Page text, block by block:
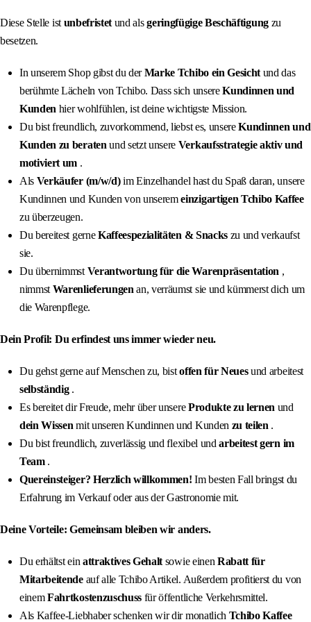
Diese Stelle ist unbefristet und alsgeringfügige Beschäftigung zu
besetzen.
In unserem Shop gibst du derMarke Tchibo ein Gesicht und das
berühmte Lächeln von Tchibo. Dass sich unsereKundinnen und
Kunden hier wohlfühlen, ist deine wichtigste Mission.
Du bist freundlich, zuvorkommend, liebst es, unsereKundinnen und
Kunden zu beratenund setzt unsere Verkaufsstrategie aktiv und
motiviert um .
Als Verkäufer (m/w/d)im Einzelhandel hast du Spaß daran, unsere
Kundinnen und Kunden von unseremeinzigartigen Tchibo Kaffee
zu überzeugen.
Du bereitest gerneKaffeespezialitäten & Snacks zu und verkaufst
sie.
Du übernimmst Verantwortung für die Warenpräsentation ,
nimmst Warenlieferungenan, verräumst sie und kümmerst dich um
die Warenpflege.
Dein Profil: Du erfindest uns immer wieder neu.
Du gehst gerne auf Menschen zu, bistoffen für Neuesund arbeitest
selbständig .
Es bereitet dir Freude, mehr über unsereProdukte zu lernen und
dein Wissenmit unseren Kundinnen und Kunden zu teilen .
Du bist freundlich, zuverlässig und flexibel undarbeitest gern im
Team .
Quereinsteiger? Herzlich willkommen!Im besten Fall bringst du
Erfahrung im Verkauf oder aus der Gastronomie mit.
Deine Vorteile: Gemeinsam bleiben wir anders.
Du erhältst ein attraktives Gehalt sowie einen Rabatt für
Mitarbeitende auf alle Tchibo Artikel. Außerdem profitierst du von
einemFahrtkostenzuschuss für öffentliche Verkehrsmittel.
Als Kaffee-Liebhaber schenken wir dir monatlich Tchibo Kaffee